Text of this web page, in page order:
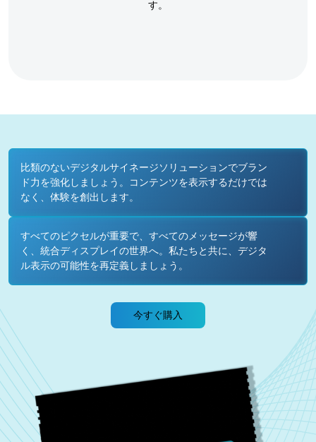
す。
比類のないデジタルサイネージソリューションでブラン
ド力を強化しましょう。コンテンツを表示するだけでは
なく、体験を創出します。
すべてのピクセルが重要で、すべてのメッセージが響
く、統合ディスプレイの世界へ。私たちと共に、デジタ
ル表示の可能性を再定義しましょう。
今すぐ購入